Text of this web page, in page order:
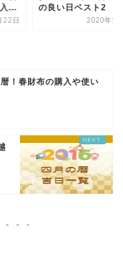
...
22日
の良い日ベスト2
2020年5
！春財布の購入や使い